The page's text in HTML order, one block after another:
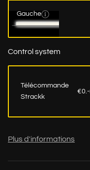
Gauche
Control system
Télécommande
Strackk
€0.-
Plus d'informations